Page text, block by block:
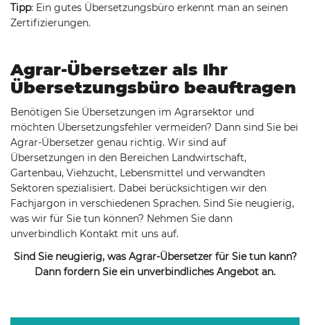
Tipp: Ein gutes Übersetzungsbüro erkennt man an seinen
Zertifizierungen.
Agrar-Übersetzer als Ihr
Übersetzungsbüro beauftragen
Benötigen Sie Übersetzungen im Agrarsektor und
möchten Übersetzungsfehler vermeiden? Dann sind Sie bei
Agrar-Übersetzer genau richtig. Wir sind auf
Übersetzungen in den Bereichen Landwirtschaft,
Gartenbau, Viehzucht, Lebensmittel und verwandten
Sektoren spezialisiert. Dabei berücksichtigen wir den
Fachjargon in verschiedenen Sprachen. Sind Sie neugierig,
was wir für Sie tun können? Nehmen Sie dann
unverbindlich Kontakt mit uns auf.
Sind Sie neugierig, was Agrar-Übersetzer für Sie tun kann?
Dann fordern Sie ein unverbindliches Angebot an.